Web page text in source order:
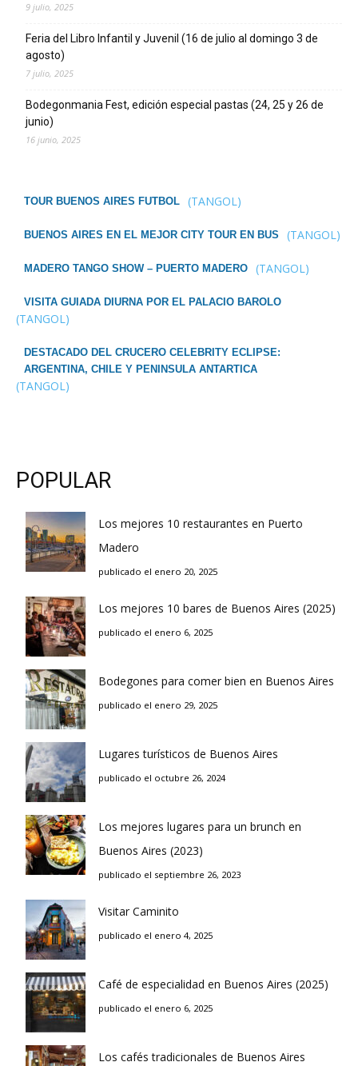
9 julio, 2025
Feria del Libro Infantil y Juvenil (16 de julio al domingo 3 de
agosto)
7 julio, 2025
Bodegonmania Fest, edición especial pastas (24, 25 y 26 de
junio)
16 junio, 2025
TOUR BUENOS AIRES FUTBOL (TANGOL)
BUENOS AIRES EN EL MEJOR CITY TOUR EN BUS (TANGOL)
MADERO TANGO SHOW – PUERTO MADERO (TANGOL)
VISITA GUIADA DIURNA POR EL PALACIO BAROLO
(TANGOL)
DESTACADO DEL CRUCERO CELEBRITY ECLIPSE:
ARGENTINA, CHILE Y PENINSULA ANTARTICA
(TANGOL)
POPULAR
Los mejores 10 restaurantes en Puerto
Madero
publicado el enero 20, 2025
Los mejores 10 bares de Buenos Aires (2025)
publicado el enero 6, 2025
Bodegones para comer bien en Buenos Aires
publicado el enero 29, 2025
Lugares turísticos de Buenos Aires
publicado el octubre 26, 2024
Los mejores lugares para un brunch en
Buenos Aires (2023)
publicado el septiembre 26, 2023
Visitar Caminito
publicado el enero 4, 2025
Café de especialidad en Buenos Aires (2025)
publicado el enero 6, 2025
Los cafés tradicionales de Buenos Aires